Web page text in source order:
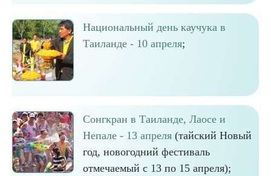
Национальный день каучука в
Таиланде - 10 апреля;
Сонгкран в Таиланде, Лаосе и
Непале - 13 апреля (тайский Новый
год, новогодний фестиваль
отмечаемый с 13 по 15 апреля);